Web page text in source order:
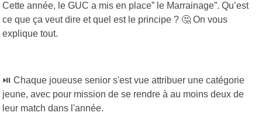
Cette année, le GUC a mis en place” le Marrainage”. Qu’est
ce que ça veut dire et quel est le principe ? 🤔 On vous
explique tout.
⏯️ Chaque joueuse senior s'est vue attribuer une catégorie
jeune, avec pour mission de se rendre à au moins deux de
leur match dans l'année.